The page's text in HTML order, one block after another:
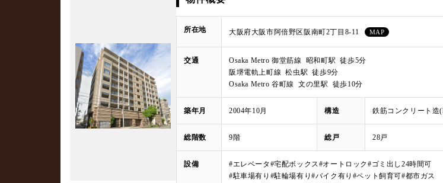
所在地 大阪府大阪市阿倍野区阪南町2丁目8-11 MAP
交通
Osaka Metro 御堂筋線 昭和町駅 徒歩5分
阪堺電軌上町線 松虫駅 徒歩9分
Osaka Metro 谷町線 文の里駅 徒歩10分
築年月 2004年10月 構造 鉄筋コンクリート造
総階数 9階 総戸 28戸
設備 #エレベータ #宅配ボックス#オートロック#ゴミ出し24時間可
#駐車場有り #駐輪場有り#バイク有り #ペット飼育可#都市ガス